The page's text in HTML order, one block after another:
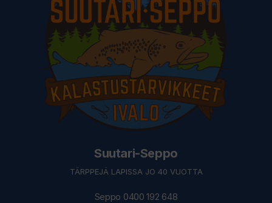
Suutari-Seppo
TÄRPPEJÄ LAPISSA JO 40 VUOTTA
Seppo 0400 192 648